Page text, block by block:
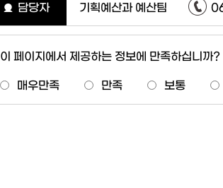
담당자 기획예산과 예산팀
이 페이지에서 제공하는 정보에 만족하십니까?
매우만족 만족 보통